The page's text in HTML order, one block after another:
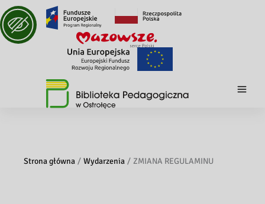
Strona główna Wydarzenia ZMIANA REGULAMINU